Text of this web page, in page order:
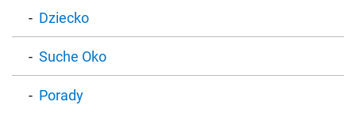
Dziecko
Suche Oko
Porady